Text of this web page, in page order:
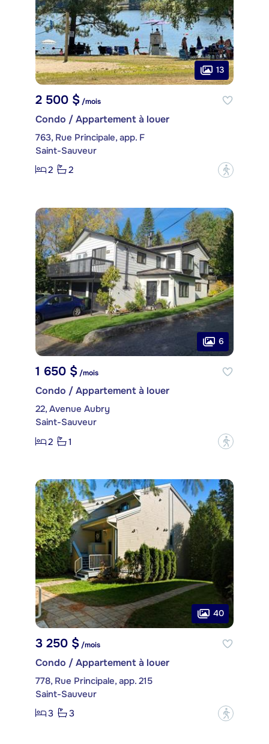
13
2 500 $ /mois
Condo / Appartement à louer
763, Rue Principale, app. F
Saint-Sauveur
2
2 ?
6
1 650 $/mois
Condo / Appartement à louer
22, Avenue Aubry
Saint-Sauveur
2
1 ?
40
3 250 $ /mois
Condo / Appartement à louer
778, Rue Principale, app. 215
Saint-Sauveur
3
3 ?